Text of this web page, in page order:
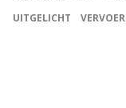
UITGELICHT
VERVOER